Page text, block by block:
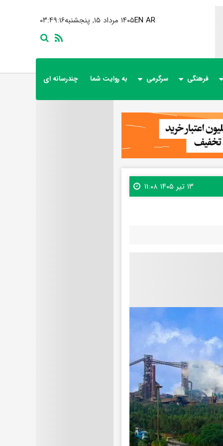
۰۳:۴۹:۱۸ ۱۴۰۵ مرداد ۱۵, پنجشنبهEN AR
فرهنگی سرگرمی به روایت شما چندرسانه ای
۱۳ تیر ۱۴۰۵ ۱۱:۰۸